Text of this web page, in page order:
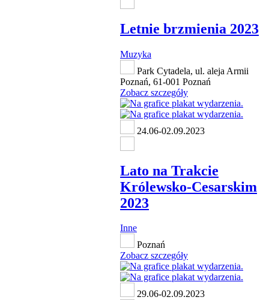
Letnie brzmienia 2023
Muzyka
Park Cytadela, ul. aleja Armii
Poznań, 61-001 Poznań
Zobacz szczegóły
24.06-02.09.2023
Lato na Trakcie
Królewsko-Cesarskim
2023
Inne
Poznań
Zobacz szczegóły
29.06-02.09.2023